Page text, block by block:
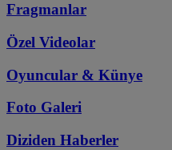
Fragmanlar
Özel Videolar
Oyuncular & Künye
Foto Galeri
Diziden Haberler